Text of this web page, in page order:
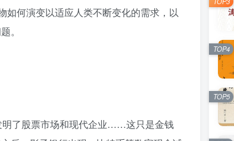
如何演变以适应人类不断变化的需求，以
。
明了股票市场和现代企业……这只是金钱
TOP4
TOP5